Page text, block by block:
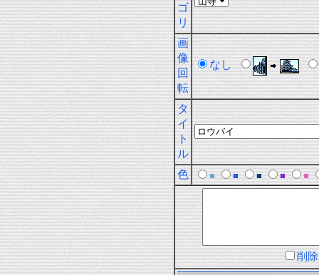
ゴ
リ
画
像
回
転
なし
タ
イ
ト
ル
色
■ ■ ■ ■ ■
削